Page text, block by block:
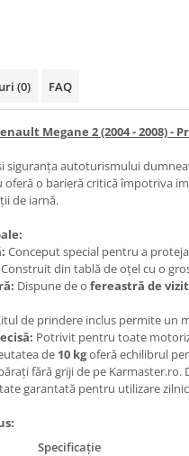
(0) FAQ
Megane 2 (2004 - 2008) -
siguranța autoturismului
oferă o barieră critică împotriva
de iarnă.
Conceput special pentru a
Construit din tablă de oțel cu o
Dispune de o fereastră de
de prindere inclus permite un
Potrivit pentru toate
de 10 kgoferă echilibrul
fără griji de pe
garantată pentru utilizare
Specificație